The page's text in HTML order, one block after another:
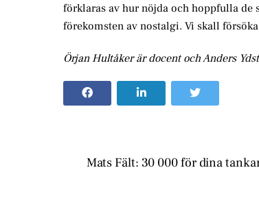
förklaras av hur nöjda och hoppfulla de
förekomsten av nostalgi. Vi skall
Örjan Hultåker är docent och Anders
Mats Fält: 30 000 för dina